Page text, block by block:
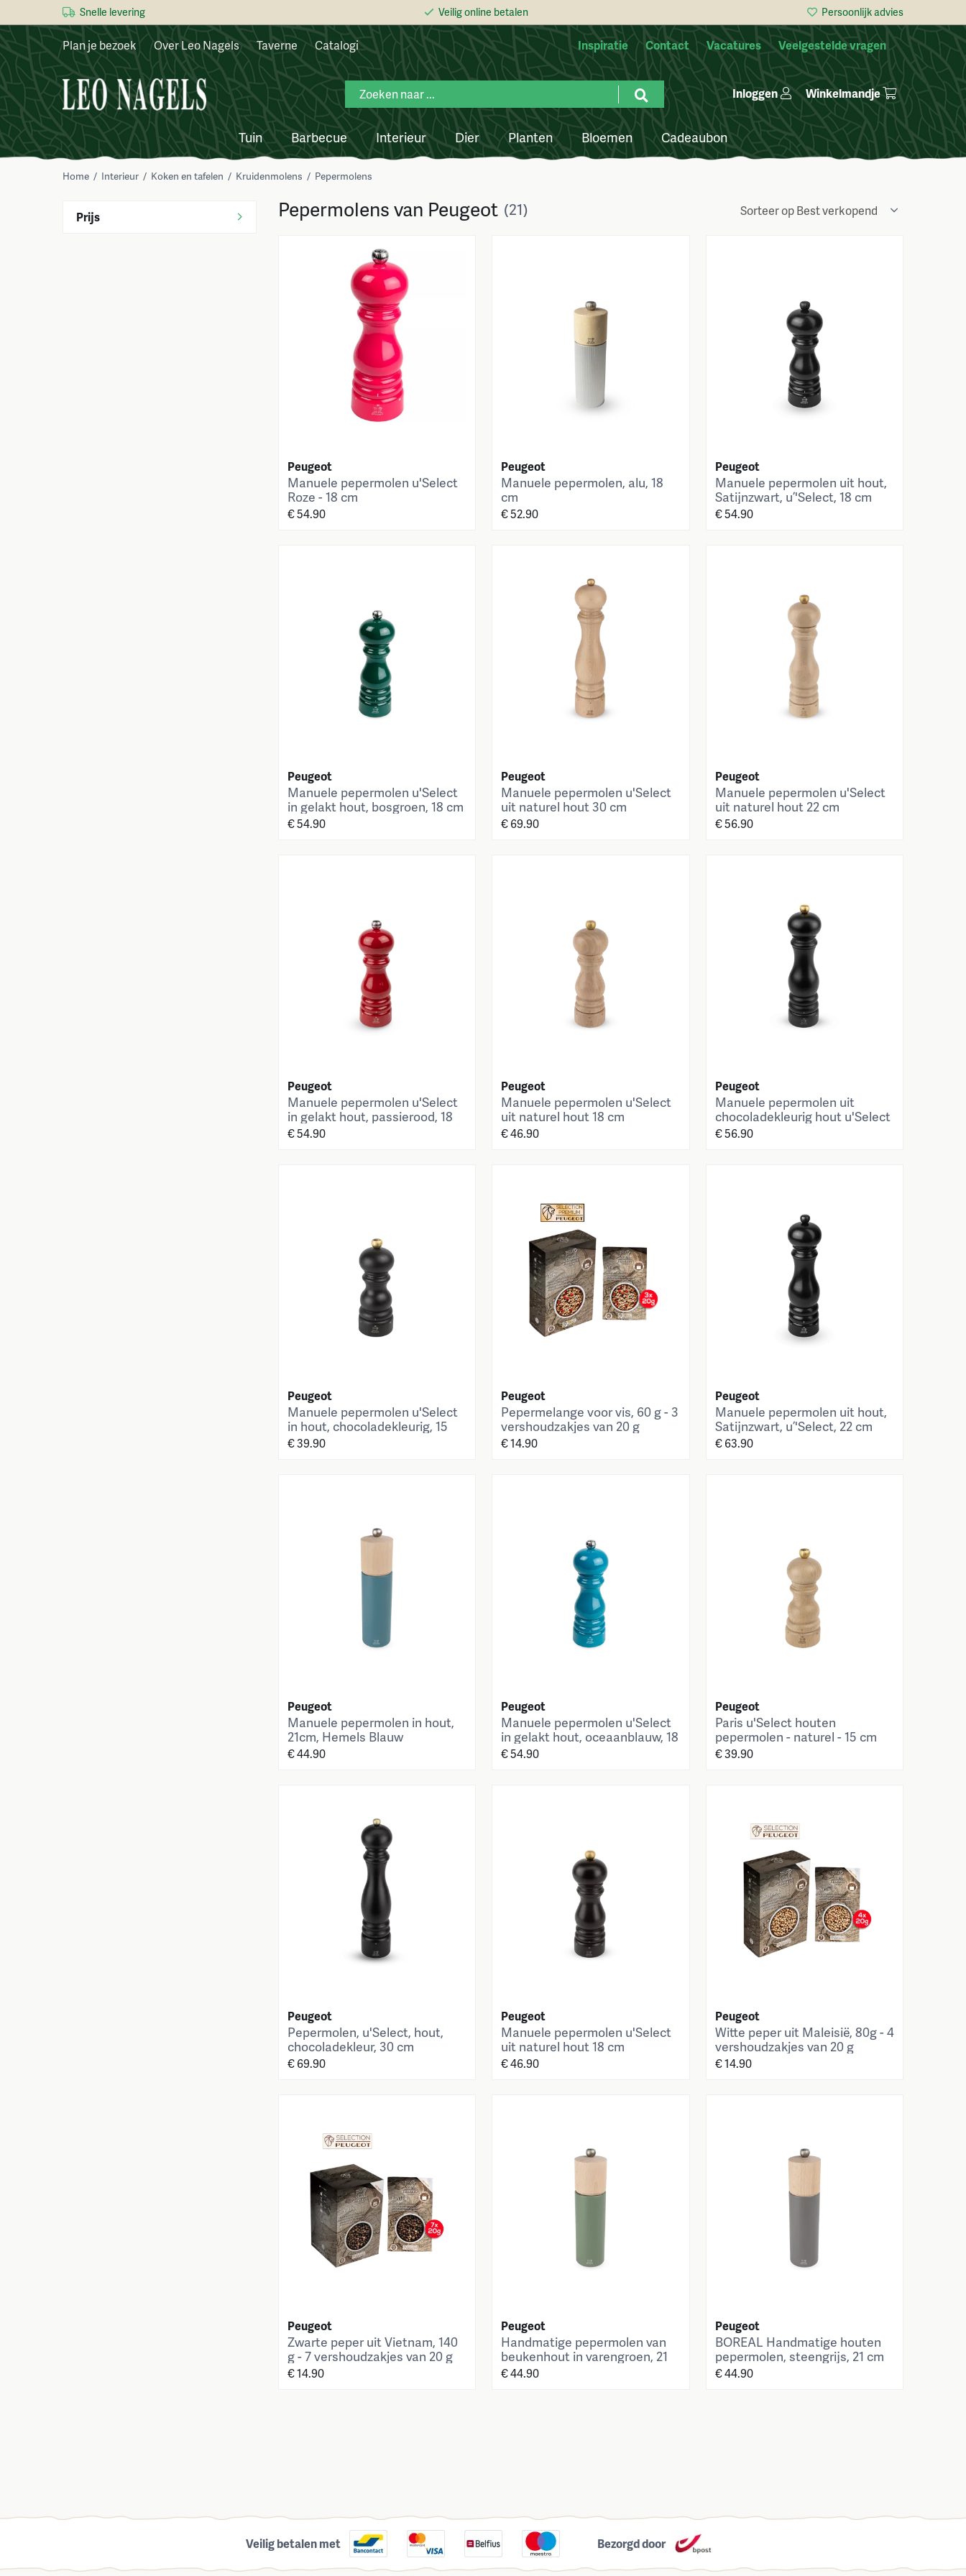
Snelle levering Veilig online betalen Persoonlijk advies
Inspiratie Contact Vacatures Veelgestelde vragen
Plan je bezoek Over Leo Nagels Taverne Catalogi
Inloggen Winkelmandje
Tuin Barbecue Interieur Dier Planten Bloemen Cadeaubon
Home / Interieur / Koken en tafelen / Kruidenmolens / Pepermolens
Prijs Pepermolens van Peugeot (21)
Peugeot
Manuele pepermolen u'Select
Roze - 18 cm
€ 54.90
Peugeot
Manuele pepermolen, alu, 18
cm
€ 52.90
Peugeot
Manuele pepermolen uit hout,
Satijnzwart, u’'Select, 18 cm
€ 54.90
Peugeot
Manuele pepermolen u'Select
in gelakt hout, bosgroen, 18 cm
€ 54.90
Peugeot
Manuele pepermolen u'Select
uit naturel hout 30 cm
€ 69.90
Peugeot
Manuele pepermolen u'Select
uit naturel hout 22 cm
€ 56.90
Peugeot
Manuele pepermolen u'Select
in gelakt hout, passierood, 18
cm
€ 54.90
Peugeot
Manuele pepermolen u'Select
uit naturel hout 18 cm
€ 46.90
Peugeot
Manuele pepermolen uit
chocoladekleurig hout u'Select
22 cm
€ 56.90
Peugeot
Manuele pepermolen u'Select
in hout, chocoladekleurig, 15
cm
€ 39.90
Peugeot
Pepermelange voor vis, 60 g - 3
vershoudzakjes van 20 g
€ 14.90
Peugeot
Manuele pepermolen uit hout,
Satijnzwart, u’'Select, 22 cm
€ 63.90
Peugeot
Manuele pepermolen in hout,
21cm, Hemels Blauw
€ 44.90
Peugeot
Manuele pepermolen u'Select
in gelakt hout, oceaanblauw, 18
cm
€ 54.90
Peugeot
Paris u'Select houten
pepermolen - naturel - 15 cm
€ 39.90
Peugeot
Pepermolen, u'Select, hout,
chocoladekleur, 30 cm
€ 69.90
Peugeot
Manuele pepermolen u'Select
uit naturel hout 18 cm
€ 46.90
Peugeot
Witte peper uit Maleisië, 80g - 4
vershoudzakjes van 20 g
€ 14.90
Peugeot
Zwarte peper uit Vietnam, 140
g - 7 vershoudzakjes van 20 g
€ 14.90
Peugeot
Handmatige pepermolen van
beukenhout in varengroen, 21
cm
€ 44.90
Peugeot
BOREAL Handmatige houten
pepermolen, steengrijs, 21 cm
€ 44.90
Veilig betalen met Bezorgd door